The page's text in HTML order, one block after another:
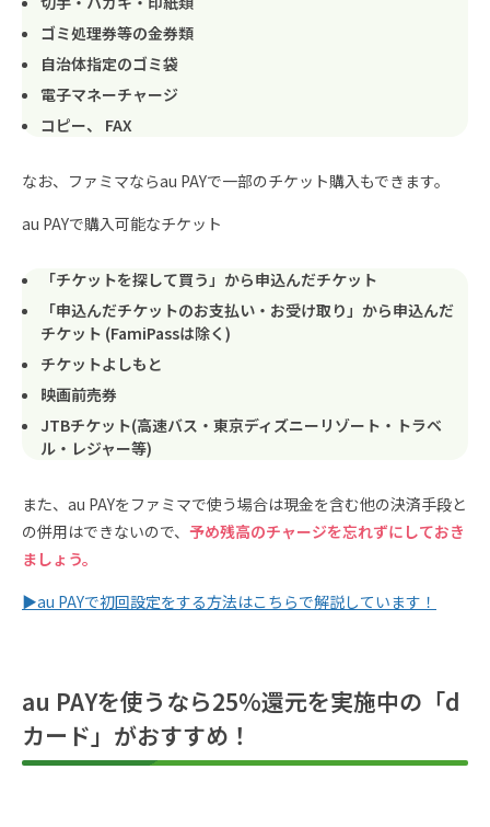
ゴミ処理券等の金券類
自治体指定のゴミ袋
電子マネーチャージ
コピー、 FAX
なお、ファミマならau PAYで一部のチケット購入もできます。
au PAYで購入可能なチケット
「チケットを探して買う」から申込んだチケット
「申込んだチケットのお支払い・お受け取り」から申込んだ
チケット (FamiPassは除く)
チケットよしもと
映画前売券
JTBチケット(高速バス・東京ディズニーリゾート・トラベ
ル・レジャー等)
また、au PAYをファミマで使う場合は現金を含む他の決済手段と
の併用はできないので、 予め残高のチャージを忘れずにしておき
ましょう。
▶︎au PAYで初回設定をする方法はこちらで解説しています！
au PAYを使うなら25%還元を実施中の「d
カード」がおすすめ！